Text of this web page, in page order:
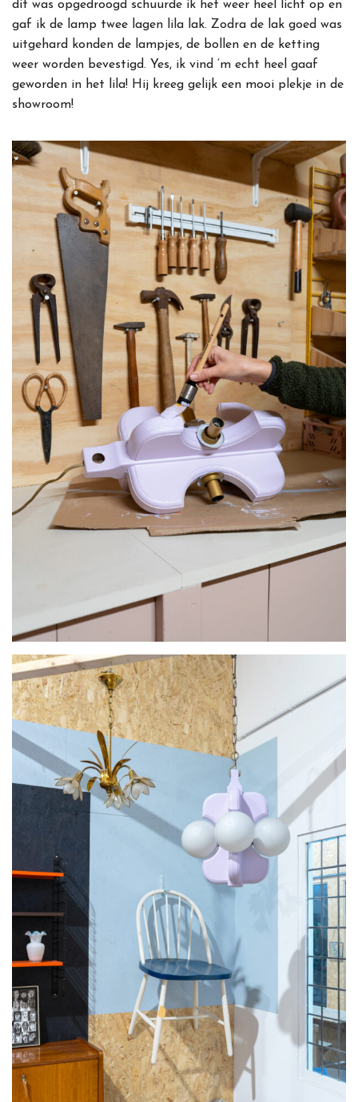
dit was opgedroogd schuurde ik het weer heel licht op en
gaf ik de lamp twee lagen lila lak. Zodra de lak goed was
uitgehard konden de lampjes, de bollen en de ketting
weer worden bevestigd. Yes, ik vind ‘m echt heel gaaf
geworden in het lila! Hij kreeg gelijk een mooi plekje in de
showroom!